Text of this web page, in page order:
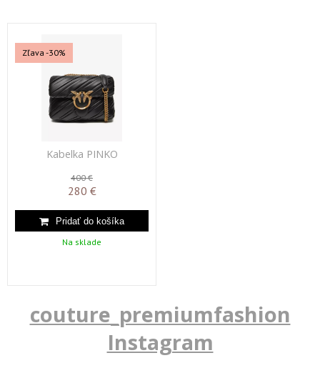
Kabelka PINKO
Zľava -30%
400 €
280 €
Na sklade
couture_premiumfashion
Instagram